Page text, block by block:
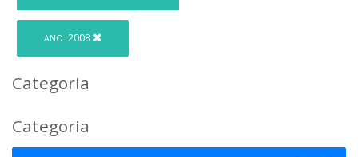
ANO: 2008
Categoria
Categoria